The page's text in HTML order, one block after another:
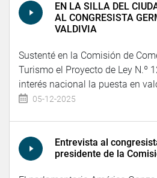
EN LA SILLA DEL
AL CONGRESISTA
VALDIVIA
Sustenté en la Comisión de
Turismo el Proyecto de Ley N.º
interés nacional la puesta en
05-12-2025
Entrevista al
presidente de la